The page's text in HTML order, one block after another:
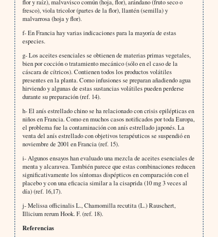
flor y raíz), malvavisco común (hoja, flor), arándano (fruto seco o
fresco), viola tricolor (partes de la flor), llantén (semilla) y
malvarrosa (hoja y flor).
f- En Francia hay varias indicaciones para la mayoría de estas
especies.
g- Los aceites esenciales se obtienen de materias primas vegetales,
bien por cocción o tratamiento mecánico (sólo en el caso de la
cáscara de cítricos). Contienen todos los productos volátiles
presentes en la planta. Como infusiones se preparan añadiendo agua
hirviendo y algunas de estas sustancias volátiles pueden perderse
durante su preparación (ref. 14).
h- El anís estrellado chino se ha relacionado con crisis epilépticas en
niños en Francia. Como en muchos casos notificados por toda Europa,
el problema fue la contaminación con anís estrellado japonés. La
venta del anís estrellado con objetivos terapéuticos se suspendió en
noviembre de 2001 en Francia (ref. 15).
i- Algunos ensayos han evaluado una mezcla de aceites esenciales de
menta y alcaravea. También parece que estas combinaciones reducen
significativamente los síntomas dispépticos en comparación con el
placebo y con una eficacia similar a la cisaprida (10 mg 3 veces al
día) (ref. 16,17).
j- Melissa officinalis L., Chamomilla recutita (L.) Rauschert,
Illicium rerum Hook. F. (ref. 18).
Referencias